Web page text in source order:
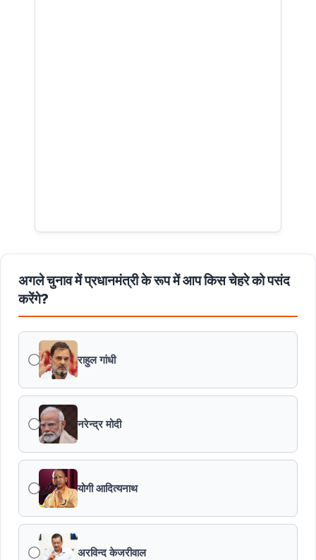
अगले चुनाव में प्रधानमंत्री के रूप में आप किस चेहरे को पसंद
करेंगे?
राहुल गांधी
नरेन्द्र मोदी
योगी आदित्यनाथ
अरविन्द केजरीवाल